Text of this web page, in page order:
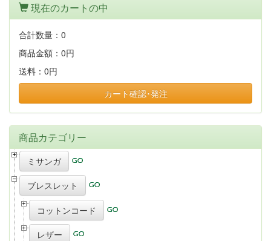
現在のカートの中
合計数量： 0
商品金額： 0円
送料： 0円
カート確認･発注
商品カテゴリー
ミサンガ
ブレスレット
コットンコード
レザー